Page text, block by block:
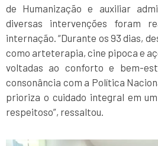
de Humanização e auxiliar
diversas intervenções foram
internação. “Durante os 93 dias,
como arteterapia, cine pipoca e
voltadas ao conforto e bem-
consonância com a Política
prioriza o cuidado integral em
respeitoso”, ressaltou.